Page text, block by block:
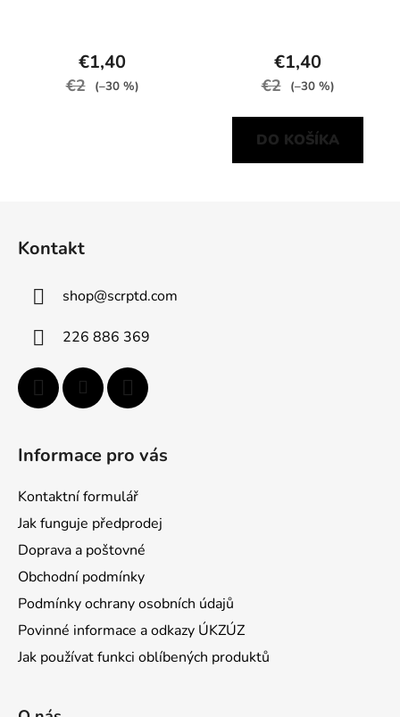
€1,40
€2 (–30 %)
€1,40
€2 (–30 %)
DO KOŠÍKA
Kontakt
shop@scrptd.com
226 886 369
Informace pro vás
Kontaktní formulář
Jak funguje předprodej
Doprava a poštovné
Obchodní podmínky
Podmínky ochrany osobních údajů
Povinné informace a odkazy ÚKZÚZ
Jak používat funkci oblíbených produktů